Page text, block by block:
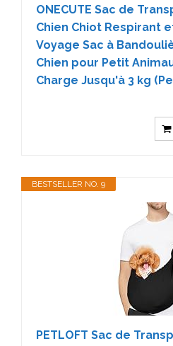
ONECUTE Sac de
Chien Chiot Respirant
Voyage Sac à
Chien pour Petit
Charge Jusqu'à 3 kg
BESTSELLER NO. 9
PETLOFT Sac de